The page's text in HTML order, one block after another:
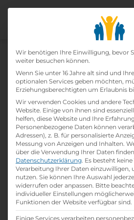
Lehrling
(m/w/d)
Home»Offene Lehrstellen»
Systemgastronomie (m/w/d)
Details zur Lehrstelle
Referenznummer: 7dc7aa19
folderBranche:
Hotel- / Gastgewerbe
Wir benötigen Ihre Einwilligung, bevor
weiter besuchen können.
Wenn Sie unter 16 Jahre alt sind und
optionalen Services geben möchten,
Erziehungsberechtigten um Erlaubnis
Wir verwenden Cookies und andere
Website. Einige von ihnen sind
helfen, diese Website und Ihre
Personenbezogene Daten können
Adressen), z. B. für personalisierte
Messung von Anzeigen und Inhalten.
über die Verwendung Ihrer Daten
Datenschutzerklärung. Es besteht
Verarbeitung Ihrer Daten einzuwilligen,
nutzen. Sie können Ihre Auswahl
widerrufen oder anpassen. Bitte
individueller Einstellungen
Funktionen der Website verfügbar sind.
Einige Services verarbeiten